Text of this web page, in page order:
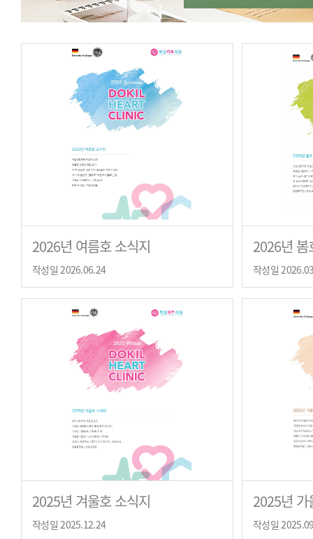
2026년 여름호 소식지
작성일 2026.06.24
2026년 봄
작성일
2025년 겨울호 소식지
작성일 2025.12.24
2025년 가
작성일